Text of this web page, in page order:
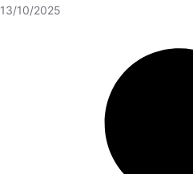
13/10/2025